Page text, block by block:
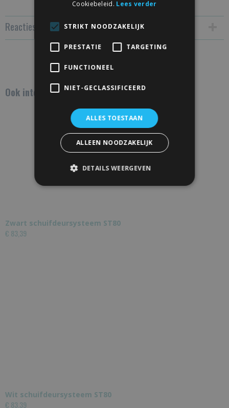
Reacties
Ook interessant
Zwart schuifdeursysteem ST80
€ 83,39
Wit schuifdeursysteem ST80
€ 83,39
Cookiebeleid. Lees verder
STRIKT NOODZAKELIJK
PRESTATIE TARGETING
FUNCTIONEEL
NIET-GECLASSIFICEERD
ALLES TOESTAAN
ALLEEN NOODZAKELIJK
DETAILS WEERGEVEN